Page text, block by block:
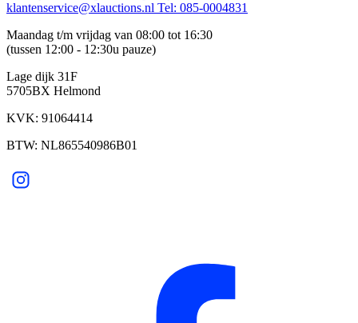
klantenservice@xlauctions.nl Tel: 085-0004831
Maandag t/m vrijdag van 08:00 tot 16:30
(tussen 12:00 - 12:30u pauze)
Lage dijk 31F
5705BX Helmond
KVK: 91064414
BTW: NL865540986B01